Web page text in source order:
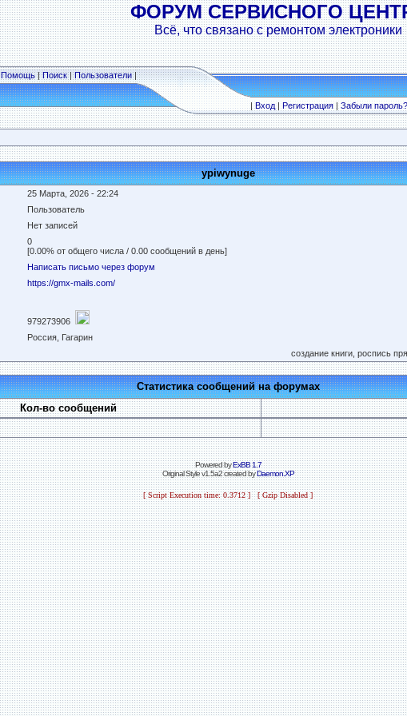
ФОРУМ СЕРВИСНОГО
Всё, что связано с ремонтом электроники
Помощь|Поиск|Пользователи|
|Вход|Регистрация|Забыли пароль?
ypiwynuge
25 Марта, 2026 - 22:24
Пользователь
Нет записей
0
[0.00% от общего числа / 0.00 сообщений в день]
Написать письмо через форум
https://gmx-mails.com/
979273906
Россия, Гагарин
создание книги, роспись
Статистика сообщений на форумах
Кол-во сообщений
Powered byExBB 1.7
Original Style v1.5a2 created byDaemon.XP
[ Script Execution time: 0.3712 ] [ Gzip Disabled ]